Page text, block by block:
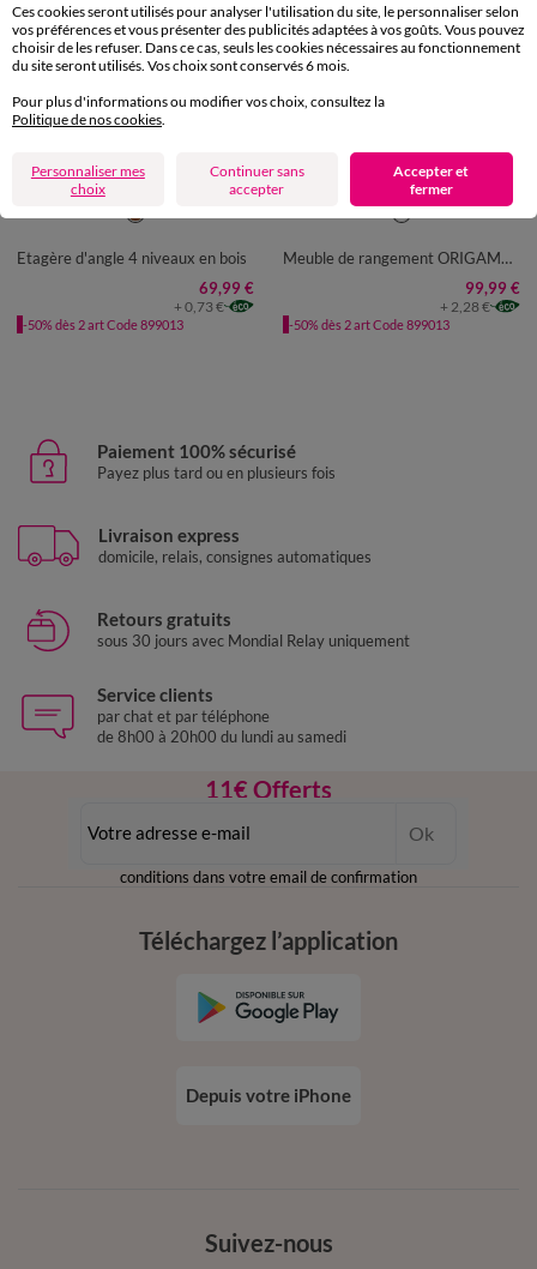
UNITÉ
Etagère d'angle 4 niveaux en bois
69,99 €
+ 0,73 €
-50% dès 2 art Code 899013
UNITÉ
Meuble de rangement ORIGAME - 4 cases, 1 tiroir
99,99 €
+ 2,28 €
-50% dès 2 art Code 899013
Paiement 100% sécurisé
Payez plus tard ou en plusieurs fois
Livraison express
domicile, relais, consignes automatiques
Retours gratuits
sous 30 jours avec Mondial Relay uniquement
Service clients
par chat et par téléphone
de 8h00 à 20h00 du lundi au samedi
11€ Offerts
en vous inscrivant à la newsletter
conditions dans votre email de confirmation
Ok
Suivez-nous
Téléchargez l’application
Depuis votre iPhone
Ces cookies seront utilisés pour analyser l'utilisation du site, le personnaliser selon
vos préférences et vous présenter des publicités adaptées à vos goûts. Vous pouvez
choisir de les refuser. Dans ce cas, seuls les cookies nécessaires au fonctionnement
du site seront utilisés. Vos choix sont conservés 6 mois.
Pour plus d'informations ou modifier vos choix, consultez la
Politique de nos cookies.
Personnaliser mes
choix
Continuer sans
accepter
Accepter et
fermer